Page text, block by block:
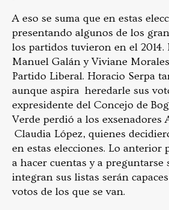
A eso se suma que en estas
presentando algunos de los
los partidos tuvieron en el 2014.
Manuel Galán y Viviane
Partido Liberal. Horacio Serpa
aunque aspira heredarle sus
expresidente del Concejo de
Verde perdió a los exsenadores
Claudia López, quienes
en estas elecciones. Lo anterior
a hacer cuentas y a preguntarse
integran sus listas serán
votos de los que se van.